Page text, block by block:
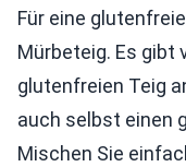
Für eine
Mürbeteig. Es gibt
glutenfreien Teig
auch selbst einen
Mischen Sie